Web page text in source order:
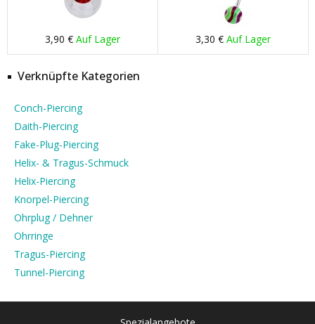
3,90 € Auf Lager 3,30 € Auf Lager
Verknüpfte Kategorien
Conch-Piercing
Daith-Piercing
Fake-Plug-Piercing
Helix- & Tragus-Schmuck
Helix-Piercing
Knorpel-Piercing
Ohrplug / Dehner
Ohrringe
Tragus-Piercing
Tunnel-Piercing